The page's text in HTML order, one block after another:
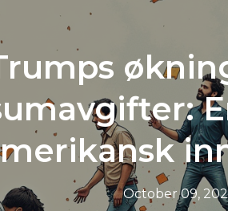
October 09,